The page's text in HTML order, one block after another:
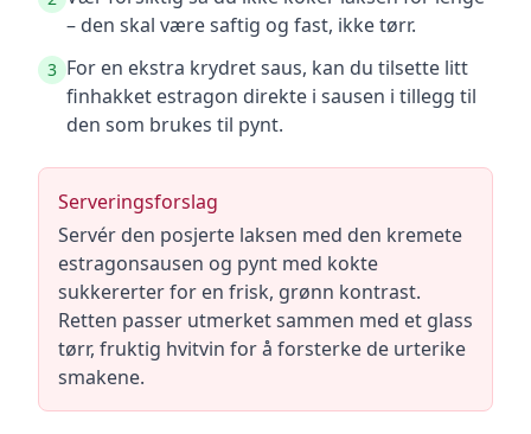
– den skal være saftig og fast, ikke tørr.
3 For en ekstra krydret saus, kan du tilsette litt
finhakket estragon direkte i sausen i tillegg til
den som brukes til pynt.
Serveringsforslag
Servér den posjerte laksen med den kremete
estragonsausen og pynt med kokte
sukkererter for en frisk, grønn kontrast.
Retten passer utmerket sammen med et glass
tørr, fruktig hvitvin for å forsterke de urterike
smakene.